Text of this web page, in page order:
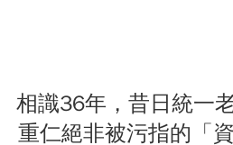
相識36年，昔日統一
重仁絕非被污指的「